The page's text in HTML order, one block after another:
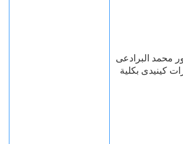
محمد البرادعى
وذلك بقاعة محضرات كينيدى بكلية